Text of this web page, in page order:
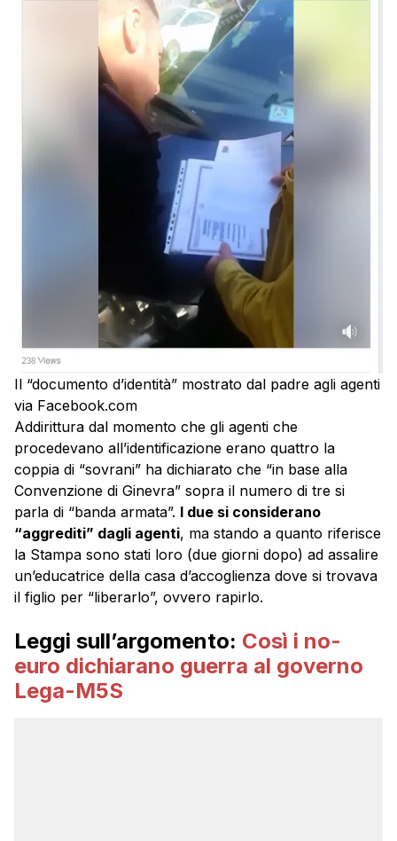
Il “documento d’identità” mostrato dal padre agli agenti
via Facebook.com
Addirittura dal momento che gli agenti che
procedevano all’identificazione erano quattro la
coppia di “sovrani” ha dichiarato che “in base alla
Convenzione di Ginevra” sopra il numero di tre si
parla di “banda armata”. I due si considerano
“aggrediti” dagli agenti, ma stando a quanto riferisce
la Stampa sono stati loro (due giorni dopo) ad assalire
un’educatrice della casa d’accoglienza dove si trovava
il figlio per “liberarlo”, ovvero rapirlo.
Leggi sull’argomento: Così i no-
euro dichiarano guerra al governo
Lega-M5S